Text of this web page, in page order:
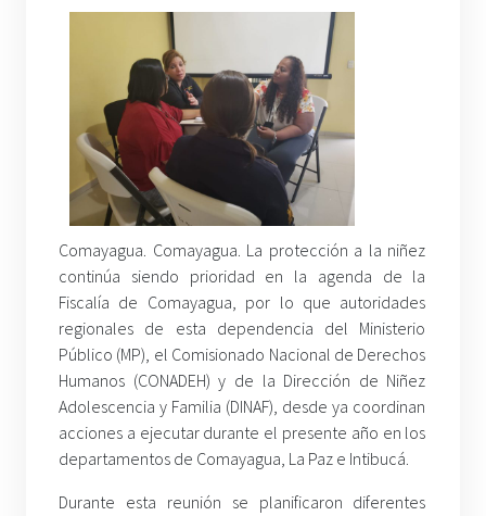
Comayagua. Comayagua. La protección a la niñez
continúa siendo prioridad en la agenda de la
Fiscalía de Comayagua, por lo que autoridades
regionales de esta dependencia del Ministerio
Público (MP), el Comisionado Nacional de Derechos
Humanos (CONADEH) y de la Dirección de Niñez
Adolescencia y Familia (DINAF), desde ya coordinan
acciones a ejecutar durante el presente año en los
departamentos de Comayagua, La Paz e Intibucá.
Durante esta reunión se planificaron diferentes